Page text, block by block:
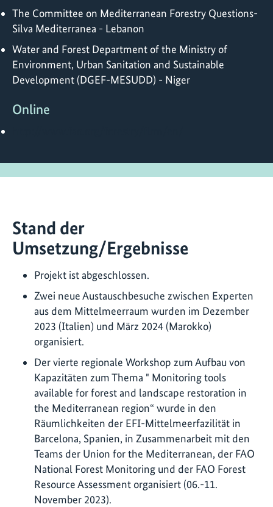
The Committee on Mediterranean Forestry Questions-
Silva Mediterranea - Lebanon
Water and Forest Department of the Ministry of
Environment, Urban Sanitation and Sustainable
Development (DGEF-MESUDD) - Niger
Online
Stand der
Umsetzung/Ergebnisse
Projekt ist abgeschlossen.
Zwei neue Austauschbesuche zwischen Experten
aus dem Mittelmeerraum wurden im Dezember
2023 (Italien) und März 2024 (Marokko)
organisiert.
Der vierte regionale Workshop zum Aufbau von
Kapazitäten zum Thema " Monitoring tools
available for forest and landscape restoration in
the Mediterranean region“ wurde in den
Räumlichkeiten der EFI-Mittelmeerfazilität in
Barcelona, Spanien, in Zusammenarbeit mit den
Teams der Union for the Mediterranean, der FAO
National Forest Monitoring und der FAO Forest
Resource Assessment organisiert (06.-11.
November 2023).